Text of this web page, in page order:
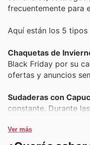
frecuentemente para
Aquí están los 5
Chaquetas de
Black Friday por su
ofertas y anuncios
Sudaderas con
constante. Durante
Pantalones y
Ver más